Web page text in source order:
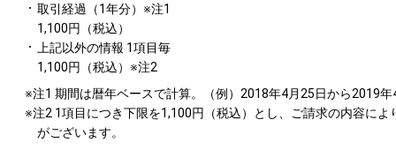
取引経過（1年分）※注1
1,100円（税込）
上記以外の情報 1項目毎
1,100円（税込）※注2
※注1 期間は暦年ベースで計算。（例）2018年4月25日から2019
※注2 1項目につき下限を1,100円（税込）とし、ご請求の内容に
がございます。